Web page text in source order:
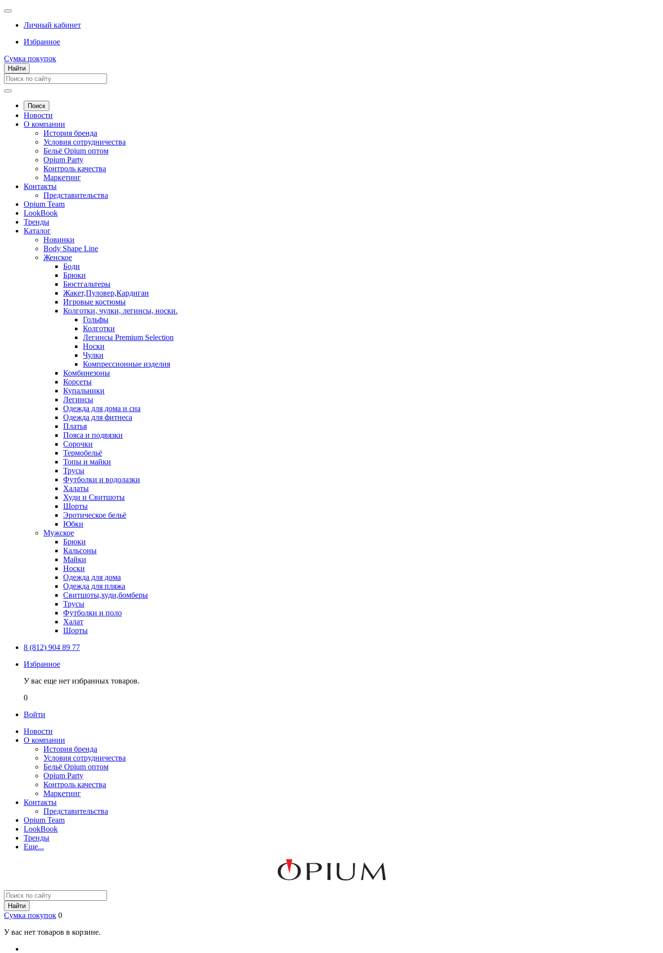
Личный кабинет
Избранное
Сумка покупок
Найти
Поиск
Новости
О компании
История бренда
Условия сотрудничества
Бельё Opium оптом
Opium Party
Контроль качества
Маркетинг
Контакты
Представительства
Opium Team
LookBook
Тренды
Каталог
Новинки
Body Shape Line
Женское
Боди
Брюки
Бюстгальтеры
Жакет,Пуловер,Кардиган
Игровые костюмы
Колготки, чулки, легинсы, носки.
Гольфы
Колготки
Легинсы Premium Selection
Носки
Чулки
Компрессионные изделия
Комбинезоны
Корсеты
Купальники
Легинсы
Одежда для дома и сна
Одежда для фитнеса
Платья
Пояса и подвязки
Сорочки
Термобельё
Топы и майки
Трусы
Футболки и водолазки
Халаты
Худи и Свитшоты
Шорты
Эротическое бельё
Юбки
Мужское
Брюки
Кальсоны
Майки
Носки
Одежда для дома
Одежда для пляжа
Свитшоты,худи,бомберы
Трусы
Футболки и поло
Халат
Шорты
8 (812) 904 89 77
Избранное
У вас еще нет избранных товаров.
0
Войти
Новости
О компании
История бренда
Условия сотрудничества
Бельё Opium оптом
Opium Party
Контроль качества
Маркетинг
Контакты
Представительства
Opium Team
LookBook
Тренды
Еще...
Найти
Сумка покупок 0
У вас нет товаров в корзине.